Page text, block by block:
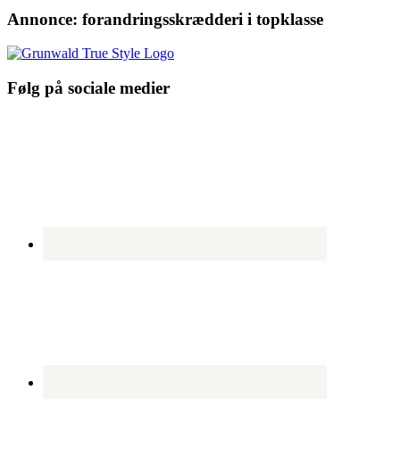
Annonce: forandringsskrædderi i topklasse
Følg på sociale medier